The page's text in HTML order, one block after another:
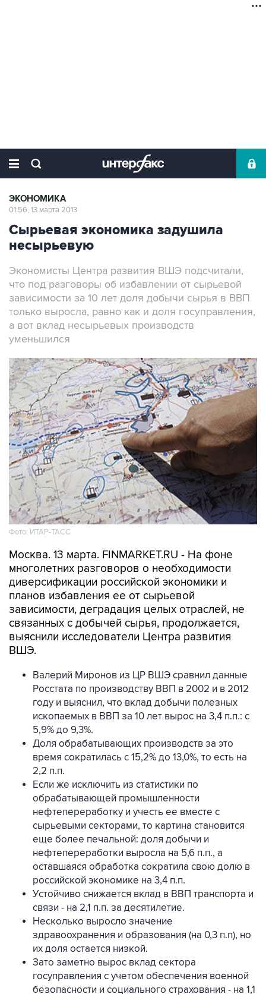
ЭКОНОМИКА
01:56, 13 марта 2013
Сырьевая экономика задушила
несырьевую
Экономисты Центра развития ВШЭ подсчитали,
что под разговоры об избавлении от сырьевой
зависимости за 10 лет доля добычи сырья в ВВП
только выросла, равно как и доля госуправления,
а вот вклад несырьевых производств
уменьшился
Фото: ИТАР-ТАСС
Москва. 13 марта. FINMARKET.RU - На фоне
многолетних разговоров о необходимости
диверсификации российской экономики и
планов избавления ее от сырьевой
зависимости, деградация целых отраслей, не
связанных с добычей сырья, продолжается,
выяснили исследователи Центра развития
ВШЭ.
Валерий Миронов из ЦР ВШЭ сравнил данные
Росстата по производству ВВП в 2002 и в 2012
году и выяснил, что вклад добычи полезных
ископаемых в ВВП за 10 лет вырос на 3,4 п.п.: с
5,9% до 9,3%.
Доля обрабатывающих производств за это
время сократилась с 15,2% до 13,0%, то есть на
2,2 п.п.
Если же исключить из статистики по
обрабатывающей промышленности
нефтепереработку и учесть ее вместе с
сырьевыми секторами, то картина становится
еще более печальной: доля добычи и
нефтепереработки выросла на 5,6 п.п., а
оставшаяся обработка сократила свою долю в
российской экономике на 3,4 п.п.
Устойчиво снижается вклад в ВВП транспорта и
связи - на 2,1 п.п. за десятилетие.
Несколько выросло значение
здравоохранения и образования (на 0,3 п.п), но
их доля остается низкой.
Зато заметно вырос вклад сектора
госуправления с учетом обеспечения военной
безопасности и социального страхования - на 1,1